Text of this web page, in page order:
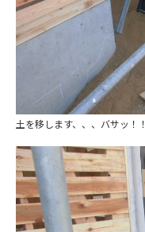
土を移します、、、バサッ！！